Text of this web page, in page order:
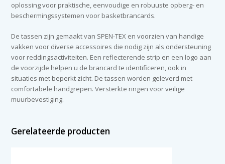
oplossing voor praktische, eenvoudige en robuuste opberg- en
beschermingssystemen voor basketbrancards.
De tassen zijn gemaakt van SPEN-TEX en voorzien van handige
vakken voor diverse accessoires die nodig zijn als ondersteuning
voor reddingsactiviteiten. Een reflecterende strip en een logo aan
de voorzijde helpen u de brancard te identificeren, ook in
situaties met beperkt zicht. De tassen worden geleverd met
comfortabele handgrepen. Versterkte ringen voor veilige
muurbevestiging.
Gerelateerde producten